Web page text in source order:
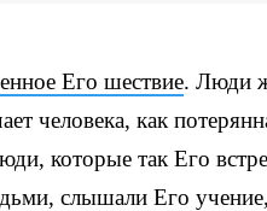
Его шествие. Люди
человека, как
которые так Его
слышали Его